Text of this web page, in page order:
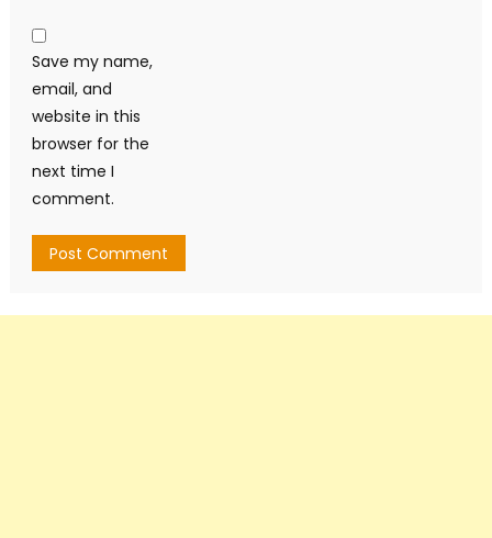
Save my name,
email, and
website in this
browser for the
next time I
comment.